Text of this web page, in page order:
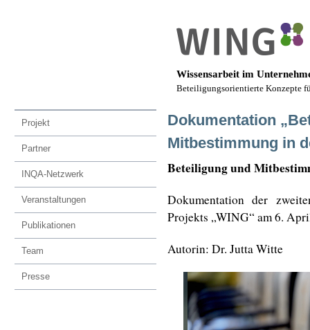
Wissensarbeit im
Beteiligungsorientierte Konzepte
Projekt
Partner
INQA-Netzwerk
Veranstaltungen
Publikationen
Team
Presse
Dokumentation
Mitbestimmung in
Beteiligung und
Dokumentation der
Projekts „WING“ am 6.
Autorin: Dr. Jutta Witte